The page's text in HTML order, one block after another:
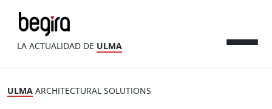
LA ACTUALIDAD DE ULMA
ULMA ARCHITECTURAL SOLUTIONS